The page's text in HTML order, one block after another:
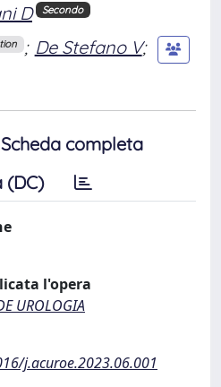
D Secondo
; De Stefano V;
Scheda completa
(DC)
l'opera
UROLOGIA
j.acuroe.2023.06.001